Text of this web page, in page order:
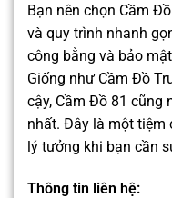
Bạn nên chọn Cầm
và quy trình nhanh
công bằng và bảo
Giống như Cầm Đồ
cậy, Cầm Đồ 81 cũng
nhất. Đây là một tiệm
lý tưởng khi bạn cần
Thông tin liên hệ: